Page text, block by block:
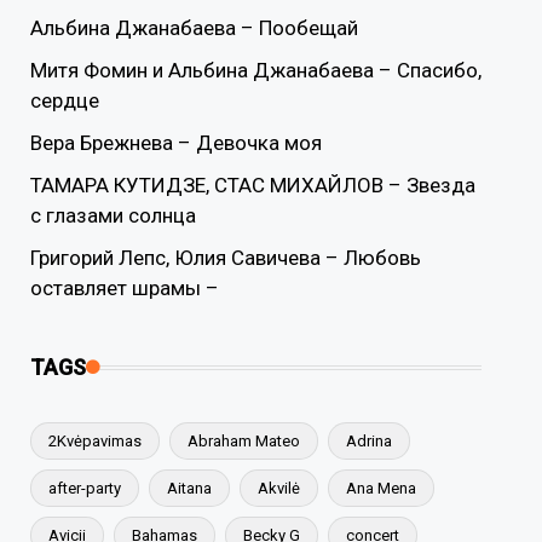
Альбина Джанабаева – Пообещай
Митя Фомин и Альбина Джанабаева – Спасибо,
сердце
Вера Брежнева – Девочка моя
ТАМАРА КУТИДЗЕ, СТАС МИХАЙЛОВ – Звезда
с глазами солнца
Григорий Лепс, Юлия Савичева – Любовь
оставляет шрамы –
TAGS
2Kvėpavimas Abraham Mateo Adrina
after-party Aitana Akvilė Ana Mena
Avicii Bahamas Becky G concert